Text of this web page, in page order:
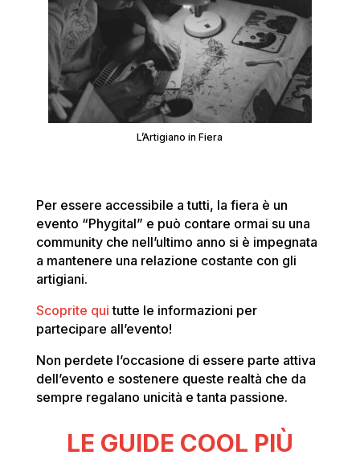
L’Artigiano in Fiera
Per essere accessibile a tutti, la fiera è un
evento “Phygital” e può contare ormai su una
community che nell’ultimo anno si è impegnata
a mantenere una relazione costante con gli
artigiani.
Scoprite qui tutte le informazioni per
partecipare all’evento!
Non perdete l’occasione di essere parte attiva
dell’evento e sostenere queste realtà che da
sempre regalano unicità e tanta passione.
LE GUIDE COOL PIÙ